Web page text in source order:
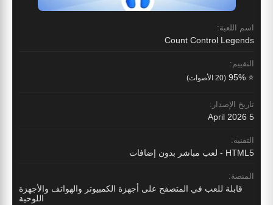
اسم اللعبة:
Count Control Legends
التقييم:
⭐ 95% (20 الأصوات)
تاريخ الإصدار:
5 April 2026
التقنية:
HTML5 - لعب مباشر بدون إضافات
المنصة:
قابلة للعب في المتصفح على أجهزة الكمبيوتر والهواتف والأجهزة
اللوحية